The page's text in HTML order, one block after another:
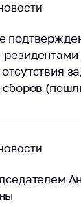
сборов